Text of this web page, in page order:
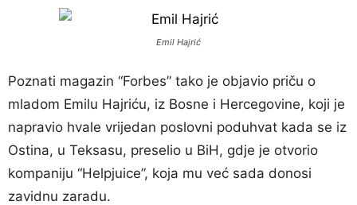
Emil Hajrić
Poznati magazin “Forbes” tako je objavio priču o
mladom Emilu Hajriću, iz Bosne i Hercegovine, koji je
napravio hvale vrijedan poslovni poduhvat kada se iz
Ostina, u Teksasu, preselio u BiH, gdje je otvorio
kompaniju “Helpjuice”, koja mu već sada donosi
zavidnu zaradu.